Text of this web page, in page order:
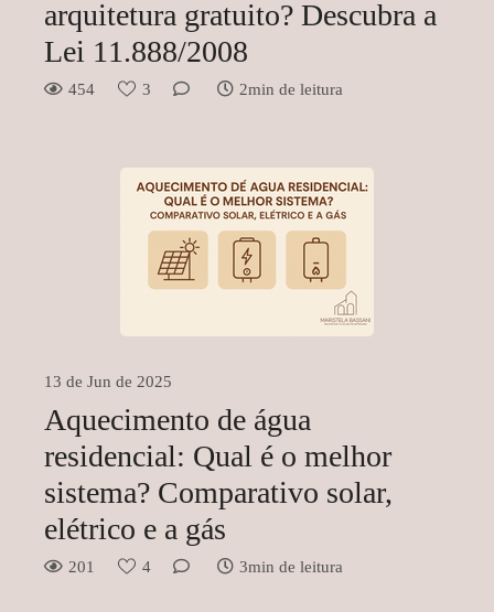
arquitetura gratuito? Descubra a
Lei 11.888/2008
454 3 2min de leitura
13 de Jun de 2025
Aquecimento de água
residencial: Qual é o melhor
sistema? Comparativo solar,
elétrico e a gás
201 4 3min de leitura